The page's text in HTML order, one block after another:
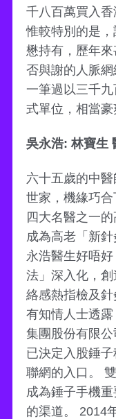
千八百萬買入香
惟較特別的是
懋持有，歷年
否與謝的人脈網
一筆過以三千
式單位，相當豪
吳永浩: 林寶生
六十五歲的中
世家，機緣巧
四大名醫之一
成為高老「新
永浩醫生好唔
法」深入化，
絡感熱指檢及針
有知情人士透
集團股份有限
已決定入股錘
聯網的入口。
成為錘子手機
的渠道。 2014